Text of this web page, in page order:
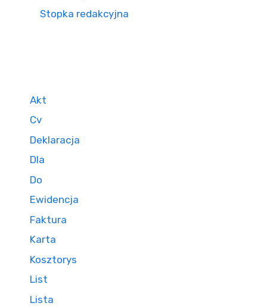
Stopka redakcyjna
Akt
Cv
Deklaracja
Dla
Do
Ewidencja
Faktura
Karta
Kosztorys
List
Lista